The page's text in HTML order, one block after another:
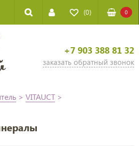
(0) 0
+7 903 388 81 32
заказать обратный звонок
> VITAUCT >